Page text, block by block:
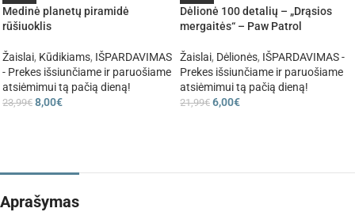
Medinė planetų piramidė
rūšiuoklis
Žaislai, Kūdikiams, IŠPARDAVIMAS
- Prekes išsiunčiame ir paruošiame
atsiėmimui tą pačią dieną!
23,99€ 8,00€
Dėlionė 100 detalių – „Drąsios
mergaitės“ – Paw Patrol
Žaislai, Dėlionės, IŠPARDAVIMAS -
Prekes išsiunčiame ir paruošiame
atsiėmimui tą pačią dieną!
21,99€ 6,00€
Aprašymas